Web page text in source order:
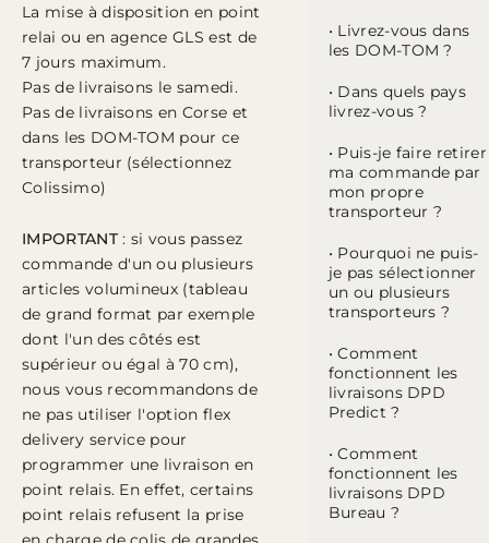
La mise à disposition en point
relai ou en agence GLS est de
7 jours maximum.
Pas de livraisons le samedi.
Pas de livraisons en Corse et
dans les DOM-TOM pour ce
transporteur (sélectionnez
Colissimo)
IMPORTANT: si vous passez
commande d'un ou plusieurs
articles volumineux (tableau
de grand format par exemple
dont l'un des côtés est
supérieur ou égal à 70 cm),
nous vous recommandons de
ne pas utiliser l'option flex
delivery service pour
programmer une livraison en
point relais. En effet, certains
point relais refusent la prise
• Livrez-vous dans
les DOM-TOM ?
• Dans quels pays
livrez-vous ?
• Puis-je faire retirer
ma commande par
mon propre
transporteur ?
• Pourquoi ne puis-
je pas sélectionner
un ou plusieurs
transporteurs ?
• Comment
fonctionnent les
livraisons DPD
Predict ?
• Comment
fonctionnent les
livraisons DPD
Bureau ?